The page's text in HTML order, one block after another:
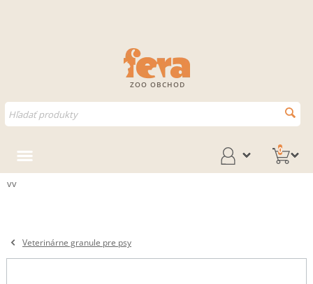
ZOO OBCHOD
0
vv
Veterinárne granule pre psy